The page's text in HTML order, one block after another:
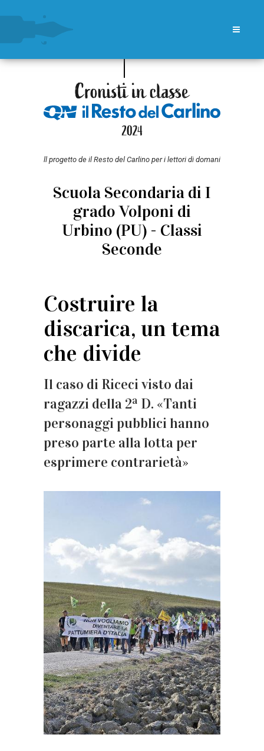
ll progetto de il Resto del Carlino per i lettori di domani
Scuola Secondaria di I
grado Volponi di
Urbino (PU) - Classi
Seconde
Costruire la
discarica, un tema
che divide
Il caso di Riceci visto dai
ragazzi della 2ª D. «Tanti
personaggi pubblici hanno
preso parte alla lotta per
esprimere contrarietà»